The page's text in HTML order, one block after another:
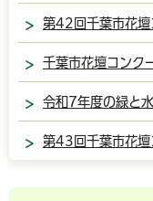
第42回千葉市花壇
千葉市花壇コンク
令和7年度の緑と
第43回千葉市花壇